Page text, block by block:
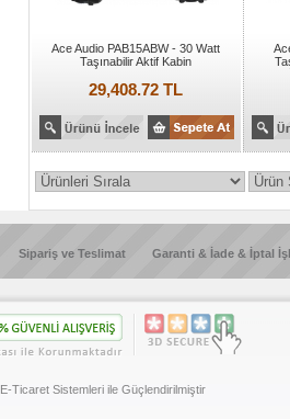
Ace Audio PAB15ABW - 30 Watt
Taşınabilir Aktif Kabin
29,408.72 TL
Sipariş ve Teslimat Garanti & İade & İptal
E-Ticaret Sistemleri ile Güçlendirilmiştir